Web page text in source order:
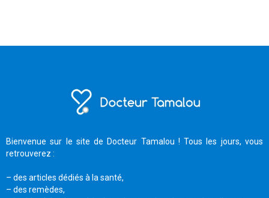
Bienvenue sur le site de Docteur Tamalou ! Tous les jours, vous
retrouverez :
– des articles dédiés à la santé,
– des remèdes,